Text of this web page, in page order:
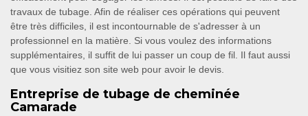
travaux de tubage. Afin de réaliser ces opérations qui peuvent
être très difficiles, il est incontournable de s'adresser à un
professionnel en la matière. Si vous voulez des informations
supplémentaires, il suffit de lui passer un coup de fil. Il faut aussi
que vous visitiez son site web pour avoir le devis.
Entreprise de tubage de cheminée
Camarade